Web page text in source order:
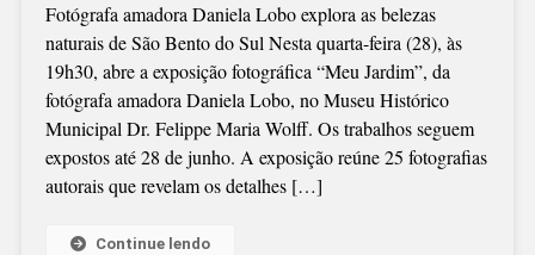
Fotógrafa amadora Daniela Lobo explora as belezas
naturais de São Bento do Sul Nesta quarta-feira (28), às
19h30, abre a exposição fotográfica “Meu Jardim”, da
fotógrafa amadora Daniela Lobo, no Museu Histórico
Municipal Dr. Felippe Maria Wolff. Os trabalhos seguem
expostos até 28 de junho. A exposição reúne 25 fotografias
autorais que revelam os detalhes […]
Continue lendo